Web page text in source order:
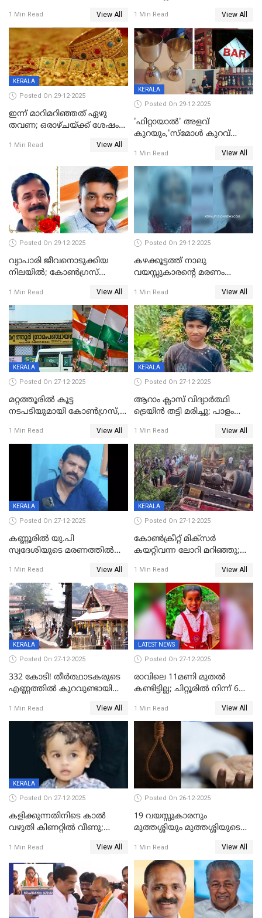
പരിക്ക്; പാളം മറികടന്ന
യുവാവ് ട്രെയിന്‍ തട്ടി മരിച്ചു
1 Min Read View All
കുട്ടികൾക്കൊപ്പം
കളിക്കുന്നതിനിടെ
1 Min Read View All
KERALA
Posted On 29-12-2025
ഇന്ന് മാറിമറിഞ്ഞത് ഏഴു
തവണ; ഒരാഴ്ചയ്ക്ക് ശേഷം
1 Min Read View All
KERALA
Posted On 29-12-2025
'ഫിറ്റായാൽ' അളവ്
കുറയും,'സ്‌മോൾ കുറവ്
പിഴ
1 Min Read View All
Posted On 29-12-2025
വ്യാപാരി ജീവനൊടുക്കിയ
നിലയില്‍; കോണ്‍ഗ്രസ്
മാനസികപീഡനമെന്ന് കുറിപ്പ്
1 Min Read View All
Posted On 29-12-2025
കഴക്കൂട്ടത്ത് നാലു
വയസ്സുകാരന്റെ മരണം
സുഹൃത്തും പൊലീസ്
കസ്റ്റഡിയിൽ
1 Min Read View All
KERALA
Posted On 27-12-2025
മറ്റത്തൂരിൽ കൂട്ട
നടപടിയുമായി കോണ്‍ഗ്രസ്,
എട്ട് പേര്‍ ഉള്‍പ്പെടെ
പത്തുപേരെ പുറത്താക്കി,
ചൊവ്വന്നൂരിലും നടപടി
1 Min Read View All
KERALA
Posted On 27-12-2025
ആറാം ക്ലാസ് വിദ്യാർത്ഥി
ട്രെയിൻ തട്ടി മരിച്ചു; പാളം
അപകടം മലപ്പുറത്ത്
1 Min Read View All
KERALA
Posted On 27-12-2025
കണ്ണൂരിൽ യു.പി
സ്വദേശിയുടെ മരണത്തിൽ
കേസ്; തർക്കമുണ്ടായത്
ഫേഷ്യലിന് 300 രൂപ
ആവശ്യപ്പെട്ടതിനെച്ചൊല്ലി
1 Min Read View All
KERALA
Posted On 27-12-2025
കോണ്‍ക്രീറ്റ് മിക്‌സര്‍
കയറ്റിവന്ന ലോറി മറിഞ്ഞു;
അപകടം കണ്ണൂരിൽ
1 Min Read View All
KERALA
Posted On 27-12-2025
332 കോടി! തീർത്ഥാടകരുടെ
എണ്ണത്തിൽ കുറവുണ്ടായിട്ടും
കുതിച്ചുയരുന്നു
1 Min Read View All
LATEST NEWS
Posted On 27-12-2025
രാവിലെ 11മണി മുതൽ
കണ്ടിട്ടില്ല; ചിറ്റൂരിൽ നിന്ന് 6
1 Min Read View All
KERALA
Posted On 27-12-2025
കളിക്കുന്നതിനിടെ കാൽ
വഴുതി കിണറ്റിൽ വീണു;
ദാരുണാന്ത്യം
1 Min Read View All
Posted On 26-12-2025
19 വയസ്സുകാരനും
മുത്തശ്ശിയും മുത്തശ്ശിയുടെ
മരിച്ചനിലയിൽ
1 Min Read View All